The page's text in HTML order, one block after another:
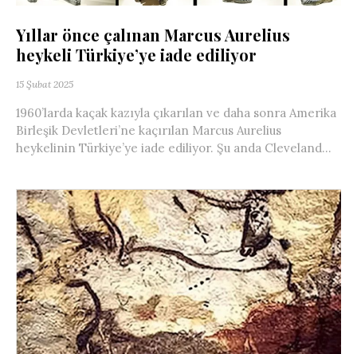
Yıllar önce çalınan Marcus Aurelius
heykeli Türkiye’ye iade ediliyor
15 Şubat 2025
1960’larda kaçak kazıyla çıkarılan ve daha sonra Amerika
Birleşik Devletleri’ne kaçırılan Marcus Aurelius
heykelinin Türkiye’ye iade ediliyor. Şu anda Cleveland...